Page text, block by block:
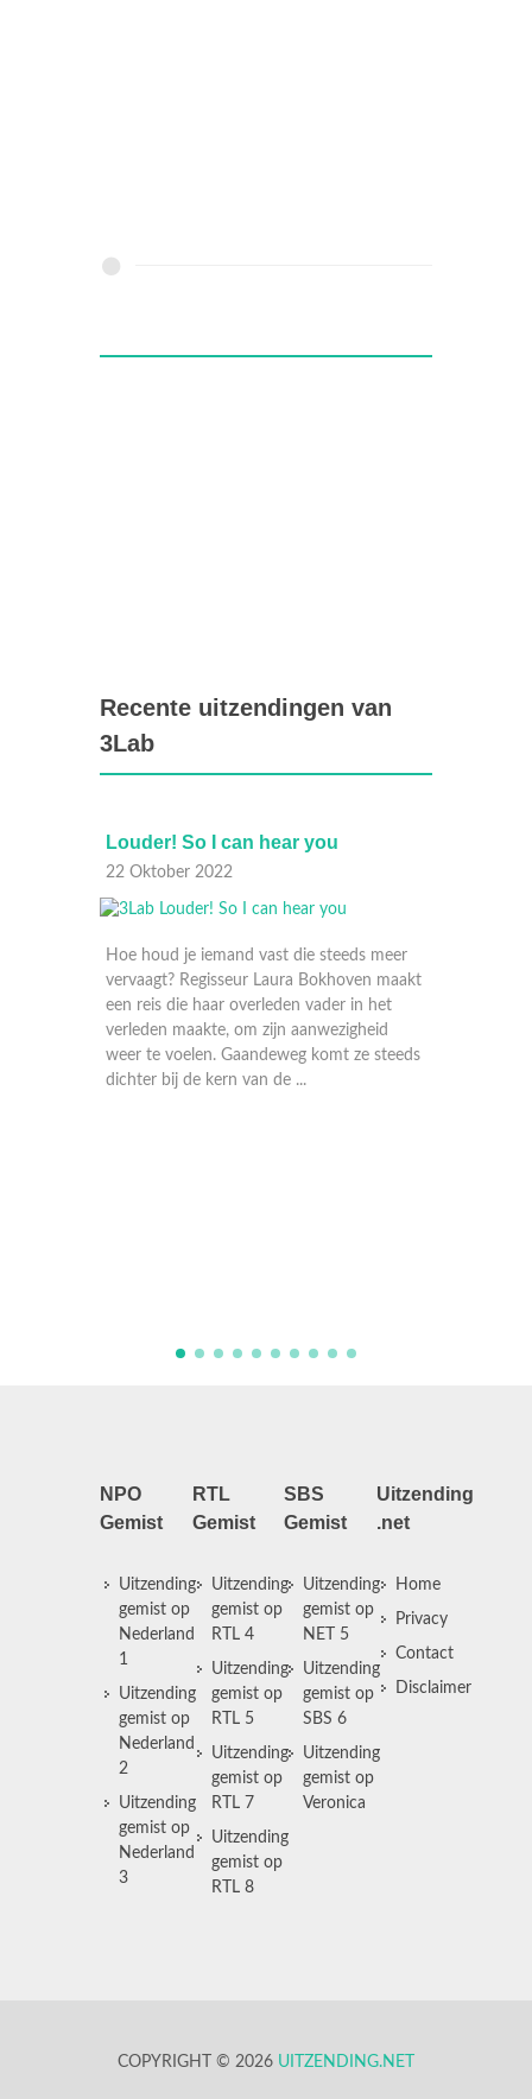
Recente uitzendingen van
3Lab
Louder! So I can hear you
22 Oktober 2022
Hoe houd je iemand vast die steeds meer
vervaagt? Regisseur Laura Bokhoven maakt
een reis die haar overleden vader in het
verleden maakte, om zijn aanwezigheid
weer te voelen. Gaandeweg komt ze steeds
dichter bij de kern van de ...
NPO
Gemist
Uitzending
gemist op
Nederland
1
Uitzending
gemist op
Nederland
2
Uitzending
gemist op
Nederland
3
RTL
Gemist
Uitzending
gemist op
RTL 4
Uitzending
gemist op
RTL 5
Uitzending
gemist op
RTL 7
Uitzending
gemist op
RTL 8
SBS
Gemist
Uitzending
gemist op
NET 5
Uitzending
gemist op
SBS 6
Uitzending
gemist op
Veronica
Uitzending
.net
Home
Privacy
Contact
Disclaimer
COPYRIGHT © 2026 UITZENDING.NET